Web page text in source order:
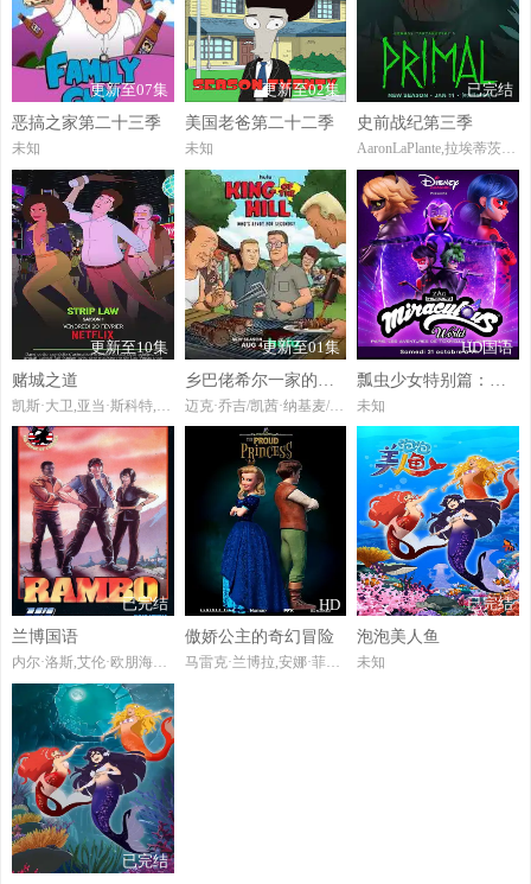
更新至07集
恶搞之家第二十三季
未知
更新至02集
美国老爸第二十二季
未知
已完结
史前战纪第三季
AaronLaPlante,拉埃蒂茨亚·伊杜
更新至10集
赌城之道
更新至01集
迈克·乔吉/凯茜·纳基麦/帕梅拉·阿德龙/格蕾·德丽斯勒/斯蒂芬·鲁特/劳伦·汤姆/约翰尼·哈德威克/钱信伊/MarkLeBnani
HD国语
未知
已完结
兰博国语
内尔·洛斯,艾伦·欧朋海默,詹姆斯·埃弗里,迈克尔·安萨拉,彼得·库伦,弗兰克·维尔克,罗伯特伊图,MichaelBell,露西·泰勒
HD
傲娇公主的奇幻冒险
马雷克·兰博拉,安娜·菲亚洛娃,AlesProcházka
已完结
泡泡美人鱼
未知
已完结